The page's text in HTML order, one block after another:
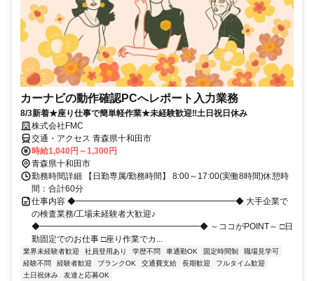
カーナビの動作確認PCへレポート入力業務
8/3新着★座り仕事で簡単軽作業★未経験歓迎‼土日祝日休み
株式会社FMC
交通・アクセス 青森県十和田市
時給1,040円～1,300円
青森県十和田市
勤務時間詳細 【日勤専属/勤務時間】 8:00～17:00(実働8時間)休憩時
間：合計60分
仕事内容 ◆━━━━━━━━━━━━━━━━━━━◆ 大手企業で
の検査業務/工場未経験者大歓迎♪
◆━━━━━━━━━━━━━━━━━━━◆ ～ココがPOINT～ □日
勤固定でのお仕事 □座り作業でカ...
業界未経験者歓迎 社員登用あり 学歴不問 車通勤OK 固定時間制
職場見学可
経験不問
経験者歓迎 ブランクOK 交通費支給 長期歓迎
フルタイム歓迎
土日祝休み
友達と応募OK